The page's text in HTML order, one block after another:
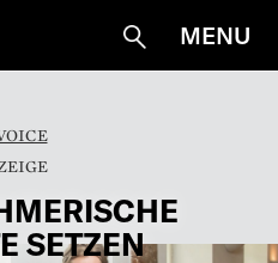
Suche
MENU
SETZEN